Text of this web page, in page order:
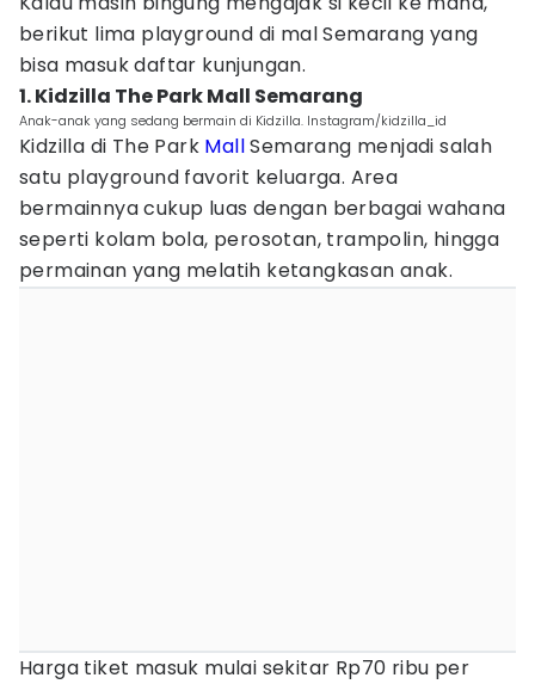
berikut lima playground di mal Semarang yang
bisa masuk daftar kunjungan.
1. Kidzilla The Park Mall Semarang
Anak-anak yang sedang bermain di Kidzilla. Instagram/kidzilla_id
Kidzilla di The Park MallSemarang menjadi salah
satu playground favorit keluarga. Area
bermainnya cukup luas dengan berbagai wahana
seperti kolam bola, perosotan, trampolin, hingga
permainan yang melatih ketangkasan anak.
Harga tiket masuk mulai sekitar Rp70 ribu per